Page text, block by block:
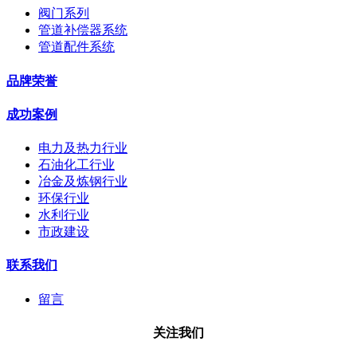
阀门系列
管道补偿器系统
管道配件系统
品牌荣誉
成功案例
电力及热力行业
石油化工行业
冶金及炼钢行业
环保行业
水利行业
市政建设
联系我们
留言
关注我们